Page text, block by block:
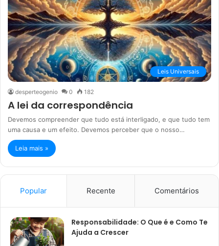
Leis Universais
desperteogenio 0 182
A lei da correspondência
Devemos compreender que tudo está interligado, e que tudo tem
uma causa e um efeito. Devemos perceber que o nosso…
Leia mais »
Popular Recente Comentários
Responsabilidade: O Que é e Como Te
Ajuda a Crescer